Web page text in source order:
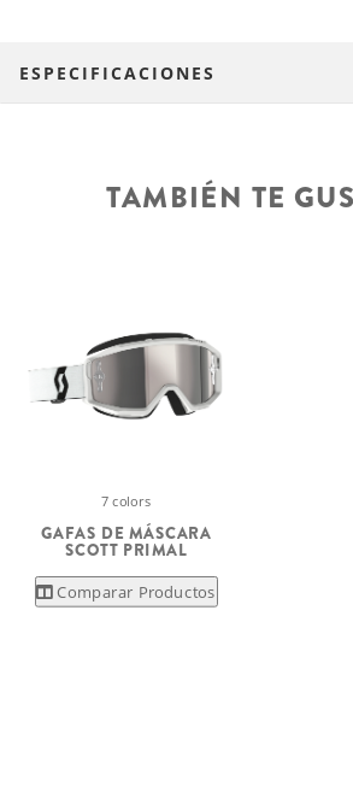
ESPECIFICACIONES
TAMBIÉN TE
7 colors
GAFAS DE MÁSCARA
SCOTT PRIMAL
Comparar Productos